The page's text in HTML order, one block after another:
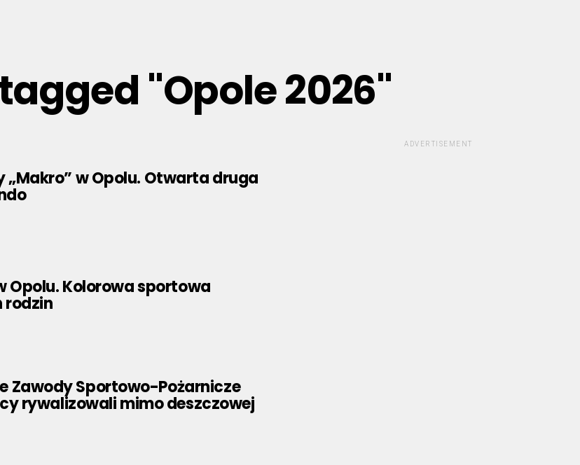
"Opole 2026"
„Makro” w Opolu. Otwarta druga
Opolu. Kolorowa sportowa
rodzin
Zawody Sportowo-Pożarnicze
rywalizowali mimo deszczowej
ADVERTISEMENT